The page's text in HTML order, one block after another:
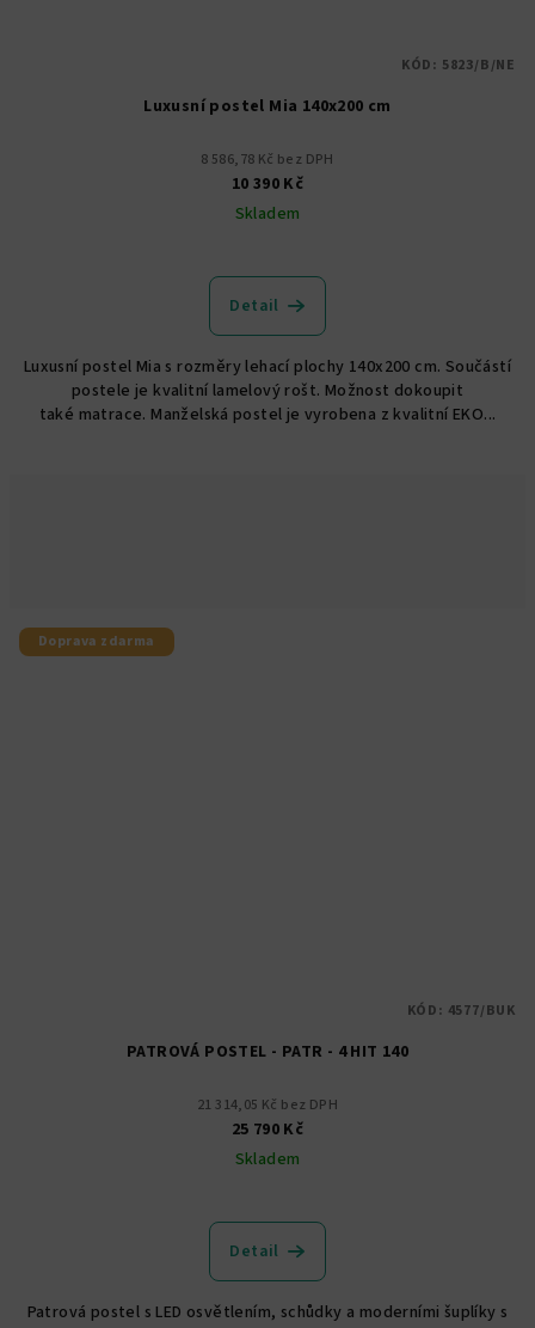
Luxusní postel Mia 140x200 cm
8 586,78 Kč bez DPH
10 390 Kč
Skladem
Detail
Luxusní postel Mia s rozměry lehací plochy 140x200 cm. Součástí
postele je kvalitní lamelový rošt. Možnost dokoupit
také matrace. Manželská postel je vyrobena z kvalitní EKO...
KÓD: 5823/B/NE
Doprava zdarma
PATROVÁ POSTEL - PATR - 4 HIT 140
21 314,05 Kč bez DPH
25 790 Kč
Skladem
hodnocení
produktu
z
Detail
Patrová postel s LED osvětlením, schůdky a moderními šuplíky s
KÓD: 4577/BUK